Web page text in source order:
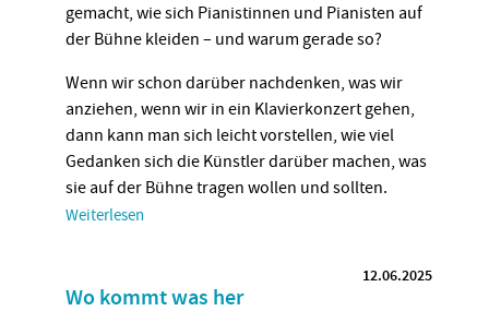
gemacht, wie sich Pianistinnen und Pianisten auf
der Bühne kleiden – und warum gerade so?
Wenn wir schon darüber nachdenken, was wir
anziehen, wenn wir in ein Klavierkonzert gehen,
dann kann man sich leicht vorstellen, wie viel
Gedanken sich die Künstler darüber machen, was
sie auf der Bühne tragen wollen und sollten.
Weiterlesen
12.06.2025
Wo kommt was her